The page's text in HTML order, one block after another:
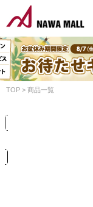
TOP 商品一覧
商品タイプ
価格
カラー